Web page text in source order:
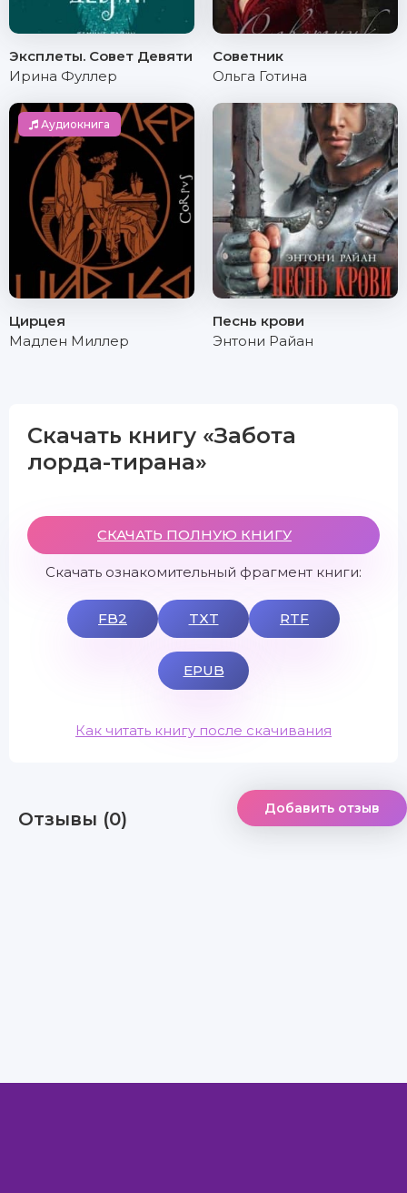
Эксплеты. Совет Девяти
Ирина Фуллер
Советник
Ольга Готина
Аудиокнига
Цирцея
Мадлен Миллер
Песнь крови
Энтони Райан
Скачать книгу «Забота
лорда-тирана»
СКАЧАТЬ ПОЛНУЮ КНИГУ
Скачать ознакомительный фрагмент книги:
FB2 TXT RTF
EPUB
Как читать книгу после скачивания
Отзывы (0) Добавить отзыв